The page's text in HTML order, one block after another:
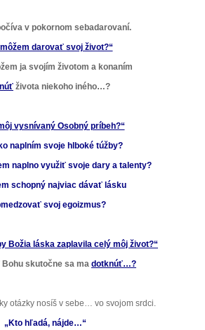
v pokornom sebadarovaní.
darovať svoj život?“
ja svojím životom a konaním
života niekoho iného…?
vysnívaný Osobný príbeh?“
naplním svoje hlboké túžby?
naplno využiť svoje dary a talenty?
schopný najviac dávať lásku
svoj egoizmus?
Božia láska zaplavila celý môj život?“
skutočne sa ma dotknúť…?
otázky nosíš v sebe… vo svojom srdci.
„Kto hľadá, nájde…“